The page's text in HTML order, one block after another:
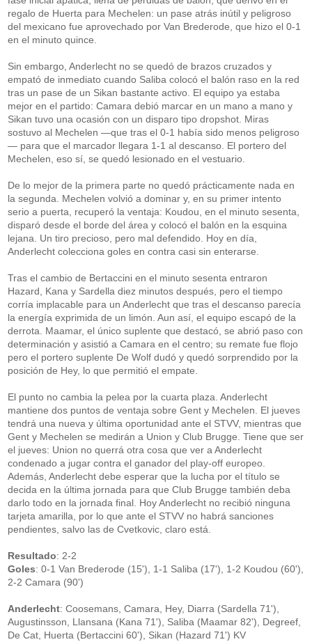
regalo de Huerta para Mechelen: un pase atrás inútil y peligroso
del mexicano fue aprovechado por Van Brederode, que hizo el 0-1
en el minuto quince.
Sin embargo, Anderlecht no se quedó de brazos cruzados y
empató de inmediato cuando Saliba colocó el balón raso en la red
tras un pase de un Sikan bastante activo. El equipo ya estaba
mejor en el partido: Camara debió marcar en un mano a mano y
Sikan tuvo una ocasión con un disparo tipo dropshot. Miras
sostuvo al Mechelen —que tras el 0-1 había sido menos peligroso
— para que el marcador llegara 1-1 al descanso. El portero del
Mechelen, eso sí, se quedó lesionado en el vestuario.
De lo mejor de la primera parte no quedó prácticamente nada en
la segunda. Mechelen volvió a dominar y, en su primer intento
serio a puerta, recuperó la ventaja: Koudou, en el minuto sesenta,
disparó desde el borde del área y colocó el balón en la esquina
lejana. Un tiro precioso, pero mal defendido. Hoy en día,
Anderlecht colecciona goles en contra casi sin enterarse.
Tras el cambio de Bertaccini en el minuto sesenta entraron
Hazard, Kana y Sardella diez minutos después, pero el tiempo
corría implacable para un Anderlecht que tras el descanso parecía
la energía exprimida de un limón. Aun así, el equipo escapó de la
derrota. Maamar, el único suplente que destacó, se abrió paso con
determinación y asistió a Camara en el centro; su remate fue flojo
pero el portero suplente De Wolf dudó y quedó sorprendido por la
posición de Hey, lo que permitió el empate.
El punto no cambia la pelea por la cuarta plaza. Anderlecht
mantiene dos puntos de ventaja sobre Gent y Mechelen. El jueves
tendrá una nueva y última oportunidad ante el STVV, mientras que
Gent y Mechelen se medirán a Union y Club Brugge. Tiene que ser
el jueves: Union no querrá otra cosa que ver a Anderlecht
condenado a jugar contra el ganador del play-off europeo.
Además, Anderlecht debe esperar que la lucha por el título se
decida en la última jornada para que Club Brugge también deba
darlo todo en la jornada final. Hoy Anderlecht no recibió ninguna
tarjeta amarilla, por lo que ante el STVV no habrá sanciones
pendientes, salvo las de Cvetkovic, claro está.
Resultado: 2-2
Goles: 0-1 Van Brederode (15'), 1-1 Saliba (17'), 1-2 Koudou (60'),
2-2 Camara (90')
Anderlecht: Coosemans, Camara, Hey, Diarra (Sardella 71'),
Augustinsson, Llansana (Kana 71'), Saliba (Maamar 82'), Degreef,
De Cat, Huerta (Bertaccini 60'), Sikan (Hazard 71') KV